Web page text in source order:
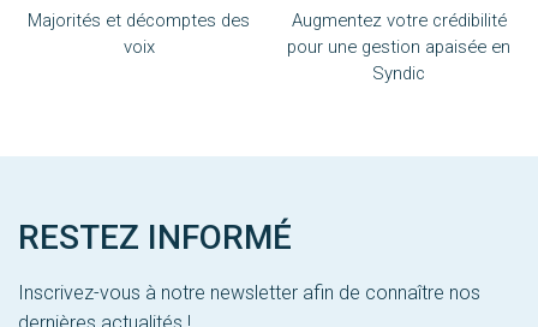
Majorités et décomptes des
voix
Augmentez votre crédibilité
pour une gestion apaisée en
Syndic
RESTEZ INFORMÉ
Inscrivez-vous à notre newsletter afin de connaître nos